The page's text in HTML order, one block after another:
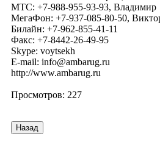
МТС: +7-988-955-93-93, Владимир
МегаФон: +7-937-085-80-50,
Билайн: +7-962-855-41-11
Факс: +7-8442-26-49-95
Skype: voytsekh
E-mail: info@ambarug.ru
http://www.ambarug.ru
Просмотров: 227